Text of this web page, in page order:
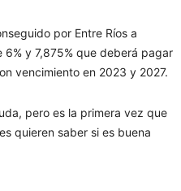
por Entre Ríos a
y 7,875% que deberá pagar
vencimiento en 2023 y 2027.
pero es la primera vez que
quieren saber si es buena